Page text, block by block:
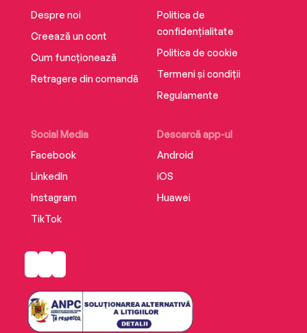
Despre noi
Creează un cont
Cum funcționează
Retragere din comandă
Social Media
Facebook
LinkedIn
Instagram
TikTok
Descarcă app-ul
Android
iOS
Huawei
Politica de
confidențialitate
Politica de cookie
Termeni și condiții
Regulamente